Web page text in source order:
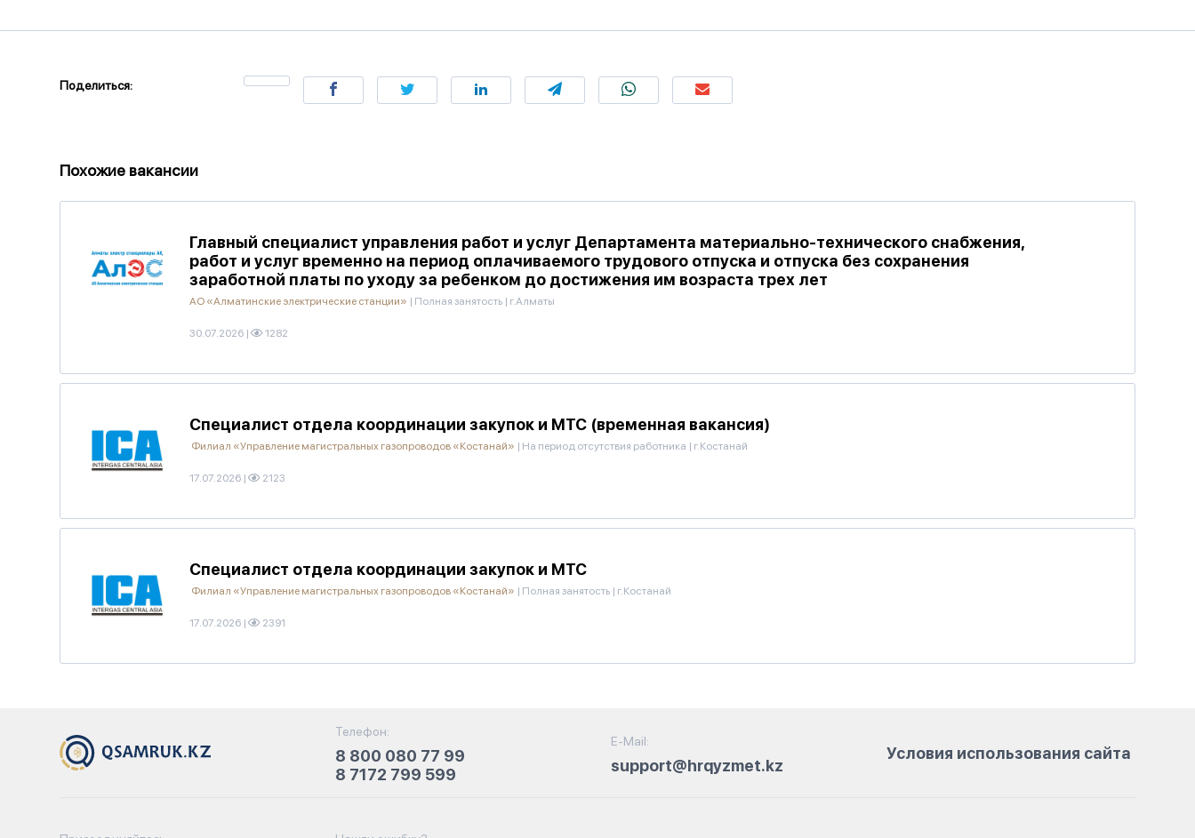
Поделиться:
Похожие вакансии
Главный специалист управления работ и услуг Департамента материально-технического снабжения,
работ и услуг временно на период оплачиваемого трудового отпуска и отпуска без сохранения
заработной платы по уходу за ребенком до достижения им возраста трех лет
АО «Алматинские электрические станции» | Полная занятость | г.Алматы
30.07.2026 | 1282
Специалист отдела координации закупок и МТС (временная вакансия)
Филиал «Управление магистральных газопроводов «Костанай» | На период отсутствия работника | г.Костанай
17.07.2026 | 2123
Специалист отдела координации закупок и МТС
Филиал «Управление магистральных газопроводов «Костанай» | Полная занятость | г.Костанай
17.07.2026 | 2391
Телефон:
8 800 080 77 99
8 7172 799 599
E-Mail:
support@hrqyzmet.kz
Условия использования сайта